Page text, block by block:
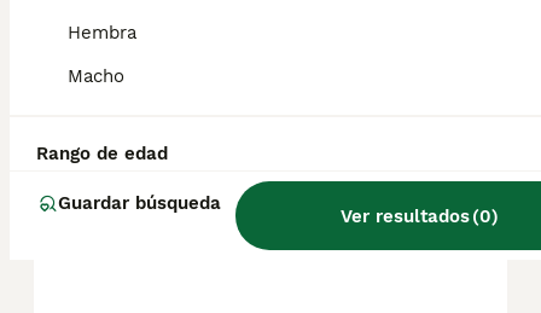
Hembra
Macho
Rango de edad
Guardar búsqueda
Ver resultados(0)
criadores responsables que garanticen la
Informarse bien y comparar opciones antes
¿Cómo es el carácter del
gato javanés?